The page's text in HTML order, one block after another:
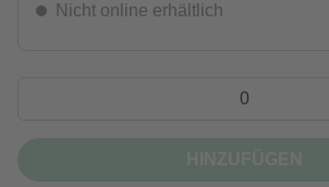
Nicht online erhältlich